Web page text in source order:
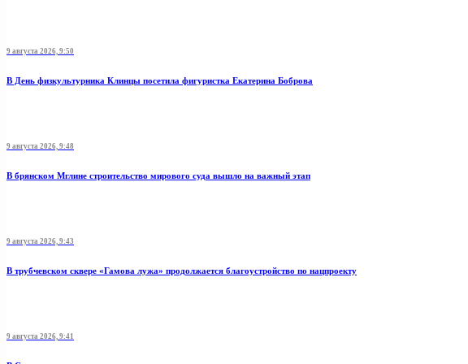
9 августа 2026, 9:50
В День физкультурника Клинцы посетила фигуристка Екатерина Боброва
9 августа 2026, 9:48
В брянском Мглине строительство мирового суда вышло на важный этап
9 августа 2026, 9:43
В трубчевском сквере «Гамова лужа» продолжается благоустройство по нацпроекту
9 августа 2026, 9:41